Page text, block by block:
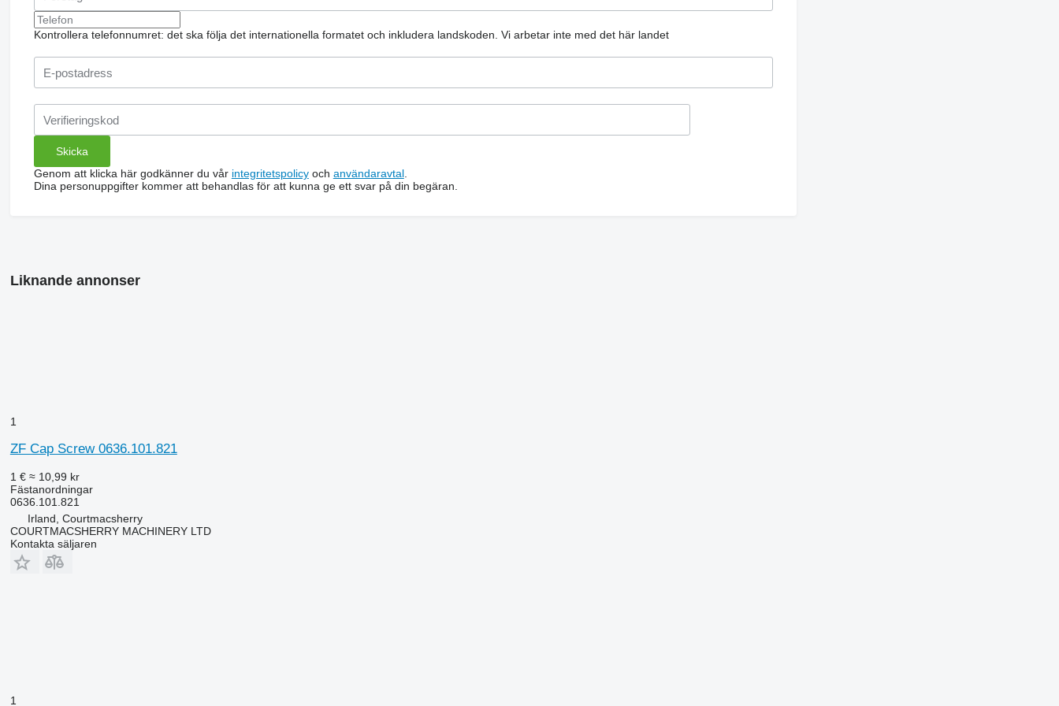
Kontrollera telefonnumret: det ska följa det internationella formatet och inkludera landskoden. Vi arbetar inte med det här landet
Genom att klicka här godkänner du vår integritetspolicyoch användaravtal.
Dina personuppgifter kommer att behandlas för att kunna ge ett svar på din begäran.
Liknande annonser
1
ZF Cap Screw 0636.101.821
1 € ≈ 10,99 kr
Fästanordningar
0636.101.821
Irland, Courtmacsherry
COURTMACSHERRY MACHINERY LTD
Kontakta säljaren
1